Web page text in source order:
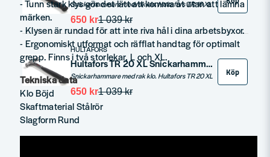
Snickarhammare med rak klo. Hultafors TR 16 XL
1 039 kr
650 kr
HULTAFORS
Hultafors TR 20 XL Snickarhammare Rak klo 810g
Snickarhammare med rak klo. Hultafors TR 20 XL
1 039 kr
650 kr
Köp
- Tunn stark klys gör det lätt att komma åt utan att lämna
märken.
- Klysen är rundad för att inte riva hål i dina arbetsbyxor.
- Ergonomiskt utformat och räfflat handtag för optimalt
grepp. Finns i två storlekar, L och XL.
Tekniska data
Klo Böjd
Skaftmaterial Stålrör
Slagform Rund